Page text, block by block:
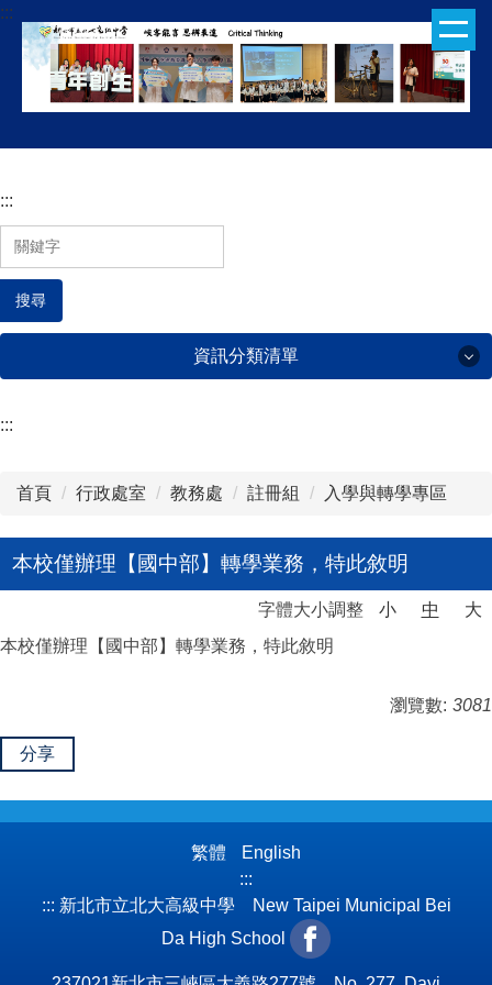
跳
到
容
:::
:::
搜尋
資訊分類清單
:::
首頁 行政處室 教務處 註冊組 入學與轉學專區
本校僅辦理【國中部】轉學業務，特此敘明
字體大小調整 小 中
大
本校僅辦理【國中部】轉學業務，特此敘明
瀏覽數: 3081
分享
繁體
English
:::
::: 新北市立北大高級中學 New Taipei Municipal Bei
Da High School